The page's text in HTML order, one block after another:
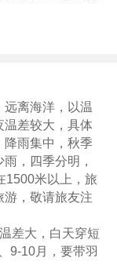
店整体条件一
星的标准甚至
及升级要
单，给我们充
地优质的资源并
序先后无好坏之
政府征用、淡
导致行程所列酒
其他酒店！
旺季阶段，无法
常票，请提前1个
仍有正常票可
远离海洋，以温
温差较大，具体
降雨集中，秋季
，四季分明，
1500米以上，旅
游，敬请旅友注
差大，白天穿短
9-10月，要带羽